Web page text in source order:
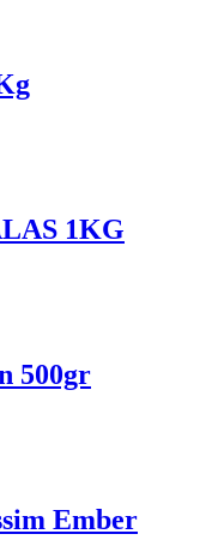
1KG
500gr
Ember